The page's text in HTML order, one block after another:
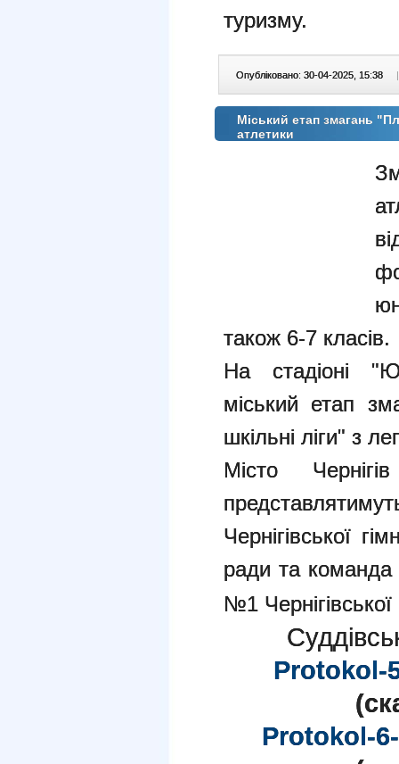
туризму.
Опубліковано: 30-04-2025, 15:38 |
Міський етап змагань
атлетики
також 6-7 класів.
На стадіоні
міський етап
шкільні ліги" з
Місто
Чернігівської
ради та команда
№1
Protokol-
Protokol-